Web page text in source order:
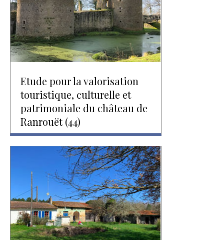
Etude pour la valorisation
touristique, culturelle et
patrimoniale du château de
Ranrouët (44)